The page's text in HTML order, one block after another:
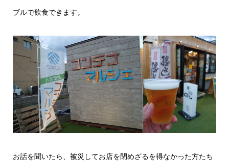
ブルで飲食できます。
お話を聞いたら、被災してお店を閉めざるを得なかった方たち